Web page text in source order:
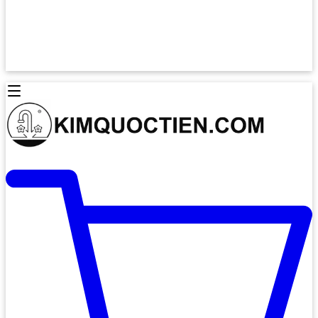
Lò Nướng Hafele
Máy Hút Khử Mùi Classic
Máy Rửa Chén Bát
Máy Rửa Chén Âm Toàn Phần
Máy Rửa Chén Bát 12 Bộ
Máy Rửa Chén Bát Bán Âm
Thiết Bị Vệ Sinh TOTO
Thiết Bị Vệ Sinh American Standard
Thiết Bị Vệ Sinh VIGLACERA
Thiết Bị Vệ Sinh THIÊN THANH
Thiết Bị Bếp